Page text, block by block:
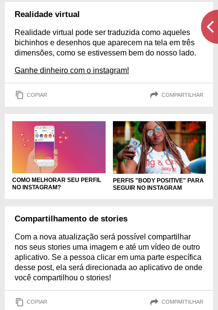
Realidade virtual
Realidade virtual pode ser traduzida como aqueles
bichinhos e desenhos que aparecem na tela em três
dimensões, como se estivessem bem do nosso lado.
Ganhe dinheiro com o instagram!
COPIAR COMPARTILHAR
COMO MELHORAR SEU PERFIL
NO INSTAGRAM?
PERFIS "BODY POSITIVE" PARA
SEGUIR NO INSTAGRAM
Compartilhamento de stories
Com a nova atualização será possível compartilhar
nos seus stories uma imagem e até um vídeo de outro
aplicativo. Se a pessoa clicar em uma parte específica
desse post, ela será direcionada ao aplicativo de onde
você compartilhou o stories!
COPIAR COMPARTILHAR